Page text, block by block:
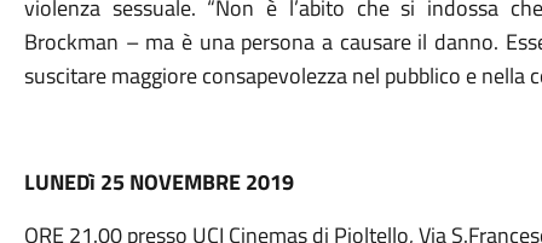
violenza sessuale. “Non è l’abito che si indossa
Brockman – ma è una persona a causare il danno.
suscitare maggiore consapevolezza nel pubblico e
LUNEDì 25 NOVEMBRE2019
ORE 21.00 presso UCI Cinemas di Pioltello, Via